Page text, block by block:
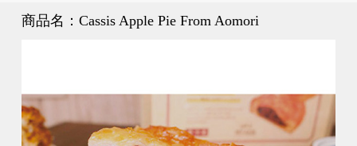
商品名：Cassis Apple Pie From Aomori